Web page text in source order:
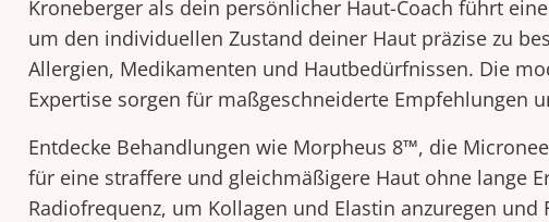
Kroneberger als dein persönlicher Haut-Coach führt
um den individuellen Zustand deiner Haut präzise zu
Allergien, Medikamenten und Hautbedürfnissen. Die
Expertise sorgen für maßgeschneiderte Empfehlungen
Entdecke Behandlungen wie Morpheus 8™, die
für eine straffere und gleichmäßigere Haut ohne lange
Radiofrequenz, um Kollagen und Elastin anzuregen